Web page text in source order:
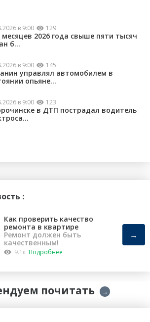
в 9:00 129
месяцев 2026 года свыше пяти тысяч
б...
в 9:00 145
управлял автомобилем в
опьяне...
в 9:00 123
в ДТП пострадал водитель
:
Как проверить качество
ремонта в квартире
Ремонт должен быть
качественным!
9.1к Подробнее
→
почитать →